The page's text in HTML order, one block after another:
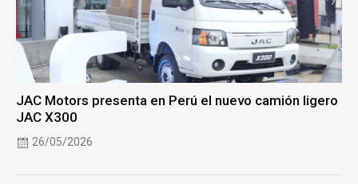
JAC Motors presenta en Perú el nuevo camión ligero
JAC X300
26/05/2026